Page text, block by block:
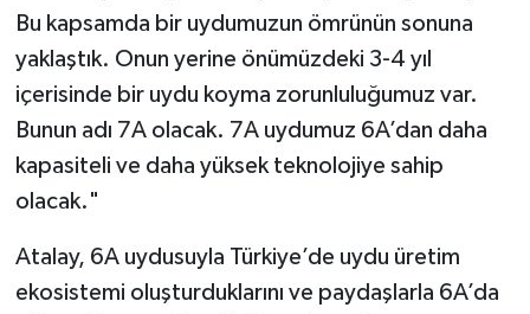
Bu kapsamda bir uydumuzun ömrünün sonuna
yaklaştık. Onun yerine önümüzdeki 3-4 yıl
içerisinde bir uydu koyma zorunluluğumuz var.
Bunun adı 7A olacak. 7A uydumuz 6A’dan daha
kapasiteli ve daha yüksek teknolojiye sahip
olacak."
Atalay, 6A uydusuyla Türkiye’de uydu üretim
ekosistemi oluşturduklarını ve paydaşlarla 6A’da
Yaşam
Yemek Tarifleri